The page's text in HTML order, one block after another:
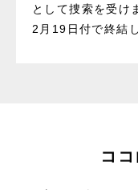
として捜索を受け
2月19日付で終結
コ